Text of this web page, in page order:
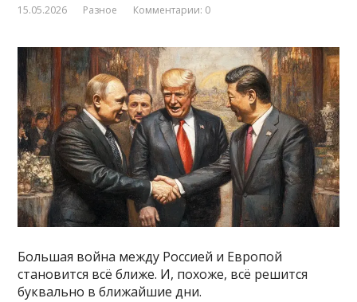
15.05.2026 Разное Комментарии: 0
Большая война между Россией и Европой
становится всё ближе. И, похоже, всё решится
буквально в ближайшие дни.